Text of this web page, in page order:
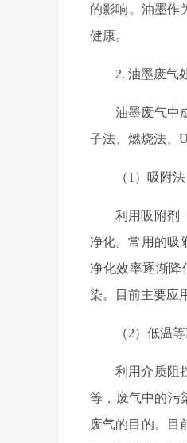
的影响。油墨作
健康。
2. 油墨废气
油墨废气中
子法、燃烧法、
（1）吸附法
利用吸附剂
净化。常用的吸
净化效率逐渐降
染。目前主要应
（2）低温
利用介质阻
等，废气中的污
废气的目的。目